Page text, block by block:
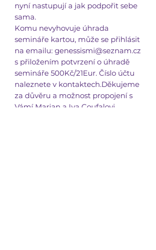
nyní nastupují a jak podpořit sebe
sama.
Komu nevyhovuje úhrada
semináře kartou, může se přihlásit
na emailu: genessismi@seznam.cz
s přiložením potvrzení o úhradě
semináře 500Kč/21Eur. Číslo účtu
naleznete v kontaktech.Děkujeme
za důvěru a možnost propojení s
Vámí Marian a Iva Coufalovi.